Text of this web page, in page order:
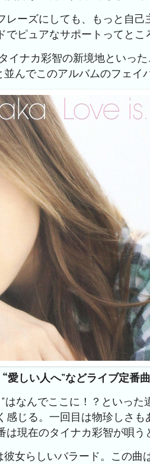
レーズにしても、もっと自
ピュアなサポートってとこ
イナカ彩智の新境地といっ
んでこのアルバムのフェイ
しい人へ"などライブ定番
なんでここに！？といっ
感じる。一回目は物珍しさ
現在のタイナカ彩智が唄う
女らしいバラード。この曲